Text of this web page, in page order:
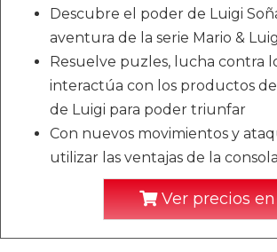
Descubre el poder de Luigi
aventura de la serie Mario &
Resuelve puzles, lucha contra
interactúa con los productos
de Luigi para poder triunfar
Con nuevos movimientos y
utilizar las ventajas de la
Ver precios